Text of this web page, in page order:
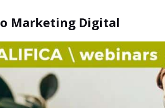
Marketing Digital